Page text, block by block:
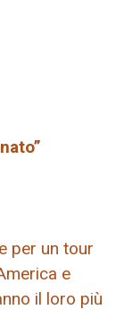
per un tour
e
il loro più